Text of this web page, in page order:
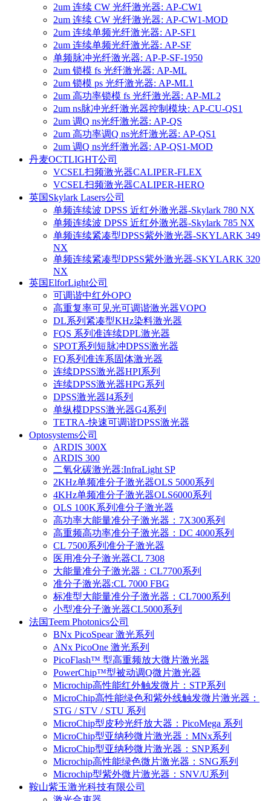
2um 连续 CW 光纤激光器: AP-CW1
2um 连续 CW 光纤激光器: AP-CW1-MOD
2um 连续单频光纤激光器: AP-SF1
2um 连续单频光纤激光器: AP-SF
单频脉冲光纤激光器: AP-P-SF-1950
2um 锁模 fs 光纤激光器: AP-ML
2um 锁模 ps 光纤激光器: AP-ML1
2um 高功率锁模 fs 光纤激光器: AP-ML2
2um ns脉冲光纤激光器控制模块: AP-CU-QS1
2um 调Q ns光纤激光器: AP-QS
2um 高功率调Q ns光纤激光器: AP-QS1
2um 调Q ns光纤激光器: AP-QS1-MOD
丹麦OCTLIGHT公司
VCSEL扫频激光器CALIPER-FLEX
VCSEL扫频激光器CALIPER-HERO
英国Skylark Lasers公司
单频连续波 DPSS 近红外激光器-Skylark 780 NX
单频连续波 DPSS 近红外激光器-Skylark 785 NX
单频连续紧凑型DPSS紫外激光器-SKYLARK 349
NX
单频连续紧凑型DPSS紫外激光器-SKYLARK 320
NX
英国ElforLight公司
可调谐中红外OPO
高重复率可见光可调谐激光器VOPO
DL系列紧凑型KHz染料激光器
FQS 系列准连续DPL激光器
SPOT系列短脉冲DPSS激光器
FQ系列准连系固体激光器
连续DPSS激光器HPI系列
连续DPSS激光器HPG系列
DPSS激光器I4系列
单纵模DPSS激光器G4系列
TETRA-快速可调谐DPSS激光器
Optosystems公司
ARDIS 300X
ARDIS 300
二氧化碳激光器:InfraLight SP
2KHz单频准分子激光器OLS 5000系列
4KHz单频准分子激光器OLS6000系列
OLS 100K系列准分子激光器
高功率大能量准分子激光器：7X300系列
高重频高功率准分子激光器：DC 4000系列
CL 7500系列准分子激光器
医用准分子激光器CL 7308
大能量准分子激光器：CL7700系列
准分子激光器:CL 7000 FBG
标准型大能量准分子激光器：CL7000系列
小型准分子激光器CL5000系列
法国Teem Photonics公司
BNx PicoSpear 激光系列
ANx PicoOne 激光系列
PicoFlash™ 型高重频放大微片激光器
PowerChip™型被动调Q微片激光器
Microchip高性能红外触发微片：STP系列
MicroChip高性能绿色和紫外线触发微片激光器：
STG / STV / STU 系列
MicroChip型皮秒光纤放大器：PicoMega 系列
MicroChip型亚纳秒微片激光器：MNx系列
MicroChip型亚纳秒微片激光器：SNP系列
Microchip高性能绿色微片激光器：SNG系列
Microchip型紫外微片激光器：SNV/U系列
鞍山紫玉激光科技有限公司